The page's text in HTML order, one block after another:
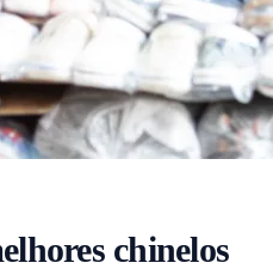
chinelos